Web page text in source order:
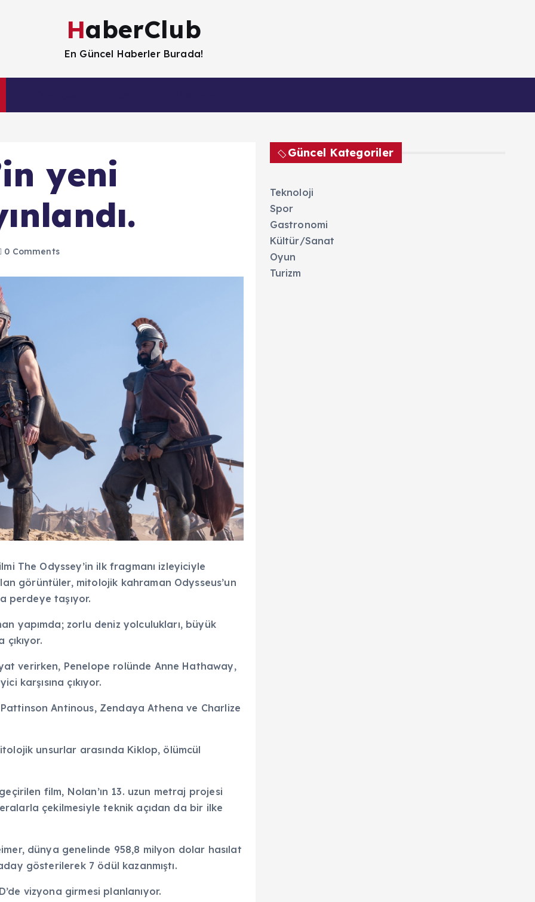
HaberClub
En Güncel Haberler Burada!
yeni
0 Comments
The Odyssey’in ilk fragmanı izleyiciyle
görüntüler, mitolojik kahraman Odysseus’un
perdeye taşıyor.
yapımda; zorlu deniz yolculukları, büyük
verirken, Penelope rolünde Anne Hathaway,
karşısına çıkıyor.
Antinous, Zendaya Athena ve Charlize
unsurlar arasında Kiklop, ölümcül
film, Nolan’ın 13. uzun metraj projesi
çekilmesiyle teknik açıdan da bir ilke
dünya genelinde 958,8 milyon dolar hasılat
gösterilerek 7 ödül kazanmıştı.
vizyona girmesi planlanıyor.
Güncel Kategoriler
Teknoloji
Spor
Gastronomi
Kültür/Sanat
Oyun
Turizm